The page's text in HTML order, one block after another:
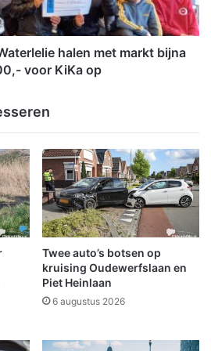
halen met markt bijna
voor KiKa op
Twee auto’s botsen op
kruising Oudewerfslaan en
Piet Heinlaan
6 augustus 2026